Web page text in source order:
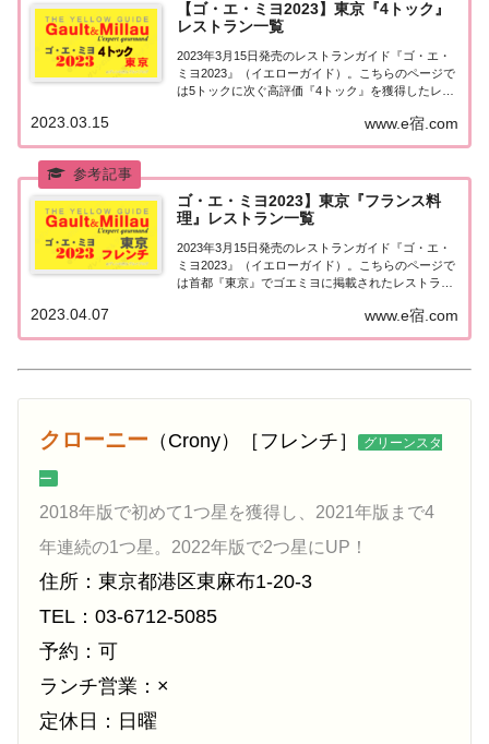
【ゴ・エ・ミヨ2023】東京『4トック』
レストラン一覧
2023年3月15日発売のレストランガイド『ゴ・エ・
ミヨ2023』（イエローガイド）。こちらのページで
は5トックに次ぐ高評価『4トック』を獲得したレス
めました。ゴエミヨ2023『4トック』東京関東「東
京エリア」で「ゴ・エ・ミヨ2023...
www.e宿.com
2023.03.15
ゴ・エ・ミヨ2023】東京『フランス料
理』レストラン一覧
2023年3月15日発売のレストランガイド『ゴ・エ・
ミヨ2023』（イエローガイド）。こちらのページで
は首都『東京』でゴエミヨに掲載されたレストラン
にまとめました。ゴエミヨ2023『東京』フレンチ関
東「東京エリア」で「ゴ・エ・ミヨ20...
www.e宿.com
2023.04.07
クローニー （Crony）［フレンチ］ グリーンスタ
ー
2018年版で初めて1つ星を獲得し、2021年版まで4
年連続の1つ星。2022年版で2つ星にUP！
住所：東京都港区東麻布1-20-3
TEL：03-6712-5085
予約：可
ランチ営業：×
定休日：日曜